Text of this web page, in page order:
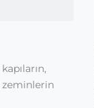
zeminlerin